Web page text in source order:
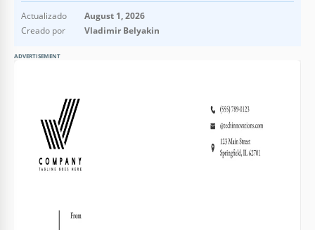
Actualizado
August 1, 2026
Creado por
Vladimir Belyakin
ADVERTISEMENT